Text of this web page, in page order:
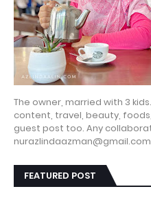
The owner, married with 3
content, travel, beauty,
guest post too. Any
nurazlindaazman@gmail.com
FEATURED POST